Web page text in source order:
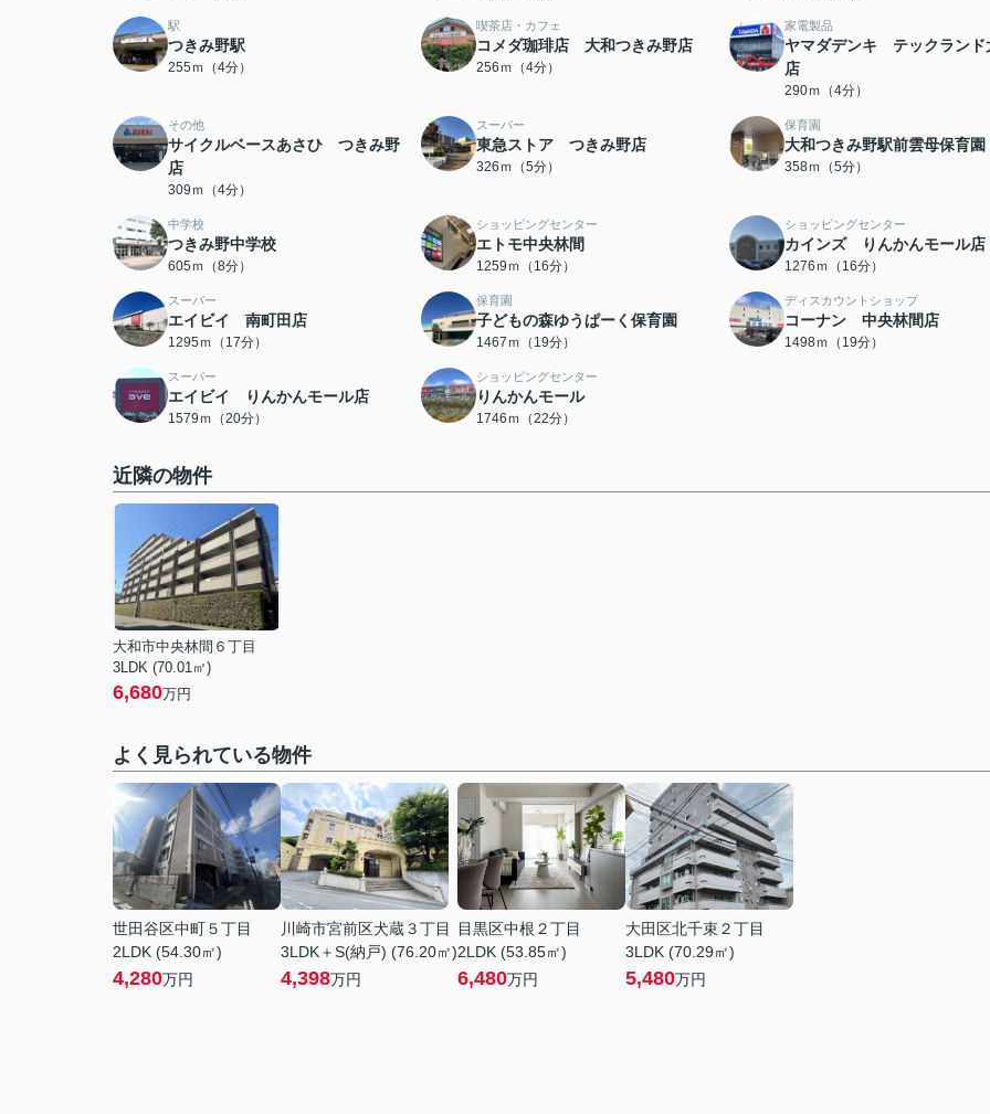
駅
つきみ野駅
255ｍ（4分）
喫茶店・カフェ
コメダ珈琲店 大和つきみ野店
256ｍ（4分）
家電製品
ヤマダデンキ テックランド
店
290ｍ（4分）
その他
サイクルベースあさひ つきみ野
店
309ｍ（4分）
スーパー
東急ストア つきみ野店
326ｍ（5分）
保育園
大和つきみ野駅前雲母保育園
358ｍ（5分）
中学校
つきみ野中学校
605ｍ（8分）
ショッピングセンター
エトモ中央林間
1259ｍ（16分）
ショッピングセンター
カインズ りんかんモール店
1276ｍ（16分）
スーパー
エイビイ 南町田店
1295ｍ（17分）
保育園
子どもの森ゆうぱーく保育園
1467ｍ（19分）
ディスカウントショップ
コーナン 中央林間店
1498ｍ（19分）
スーパー
エイビイ りんかんモール店
1579ｍ（20分）
ショッピングセンター
りんかんモール
1746ｍ（22分）
近隣の物件
大和市中央林間６丁目
3LDK (70.01㎡)
6,680万円
よく見られている物件
世田谷区中町５丁目
2LDK (54.30㎡)
4,280万円
川崎市宮前区犬蔵３丁目
3LDK＋S(納戸) (76.20㎡)
4,398万円
目黒区中根２丁目
2LDK (53.85㎡)
6,480万円
大田区北千束２丁目
3LDK (70.29㎡)
5,480万円